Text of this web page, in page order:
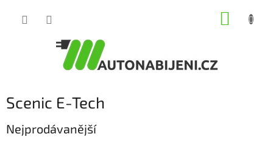
Scenic E-Tech
Nejprodávanější